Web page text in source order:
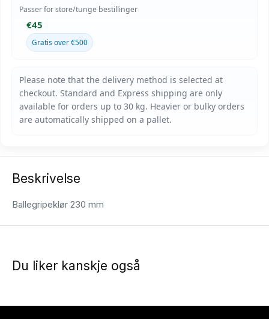
Passer for store/tunge bestillinger
€45
Gratis over €500
Beskrivelse
Ballegripeklør 230 mm
Du liker kanskje også